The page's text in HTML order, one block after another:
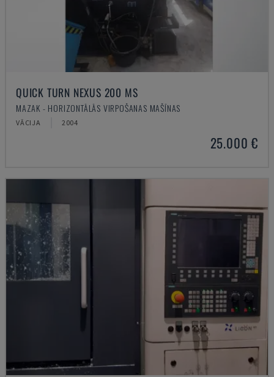
QUICK TURN NEXUS 200 MS
MAZAK - HORIZONTĀLĀS VIRPOŠANAS MAŠĪNAS
VĀCIJA 2004
25.000 €